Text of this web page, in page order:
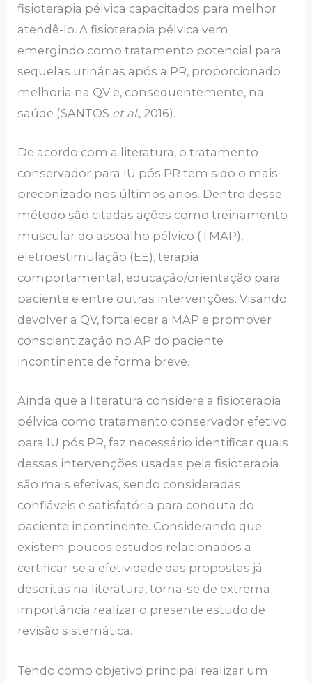
fisioterapia pélvica capacitados para melhor
atendê-lo. A fisioterapia pélvica vem
emergindo como tratamento potencial para
sequelas urinárias após a PR, proporcionado
melhoria na QV e, consequentemente, na
saúde (SANTOS et al., 2016).
De acordo com a literatura, o tratamento
conservador para IU pós PR tem sido o mais
preconizado nos últimos anos. Dentro desse
método são citadas ações como treinamento
muscular do assoalho pélvico (TMAP),
eletroestimulação (EE), terapia
comportamental, educação/orientação para
paciente e entre outras intervenções. Visando
devolver a QV, fortalecer a MAP e promover
conscientização no AP do paciente
incontinente de forma breve.
Ainda que a literatura considere a fisioterapia
pélvica como tratamento conservador efetivo
para IU pós PR, faz necessário identificar quais
dessas intervenções usadas pela fisioterapia
são mais efetivas, sendo consideradas
confiáveis e satisfatória para conduta do
paciente incontinente. Considerando que
existem poucos estudos relacionados a
certificar-se a efetividade das propostas já
descritas na literatura, torna-se de extrema
importância realizar o presente estudo de
revisão sistemática.
Tendo como objetivo principal realizar um